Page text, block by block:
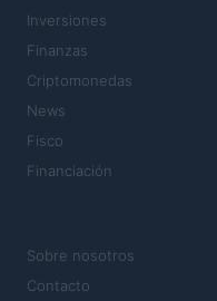
Inversiones
Finanzas
Criptomonedas
News
Fisco
Financiación
Sobre nosotros
Contacto